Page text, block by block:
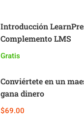
Introducción
Complemento LMS
Gratis
Conviértete en un
gana dinero
$69.00